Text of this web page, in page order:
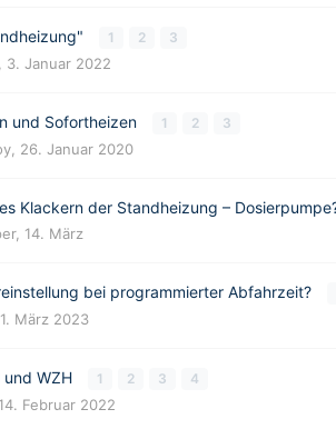
1 2 3
3. Januar 2022
und Sofortheizen 1 2 3
, 26. Januar 2020
Klackern der Standheizung –
, 14. März
bei programmierter Abfahrzeit?
1. März 2023
und WZH 1 2 3 4
14. Februar 2022